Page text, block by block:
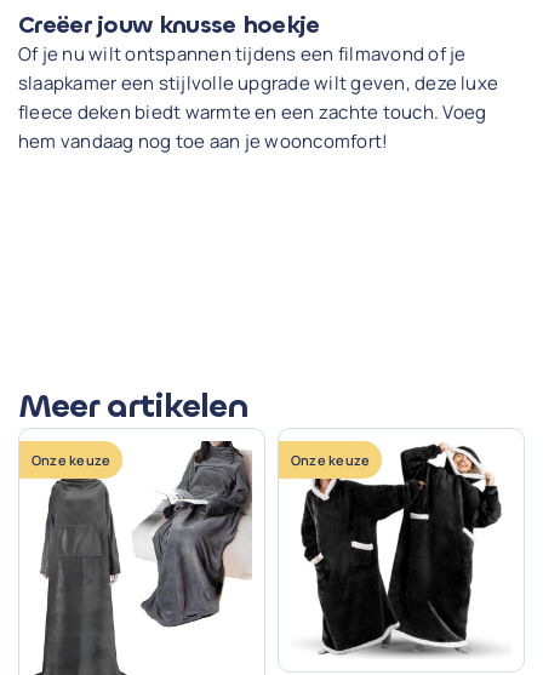
Creëer jouw knusse hoekje
Of je nu wilt ontspannen tijdens een filmavond of je
slaapkamer een stijlvolle upgrade wilt geven, deze luxe
fleece deken biedt warmte en een zachte touch. Voeg
hem vandaag nog toe aan je wooncomfort!
Meer artikelen
Onze keuze Onze keuze